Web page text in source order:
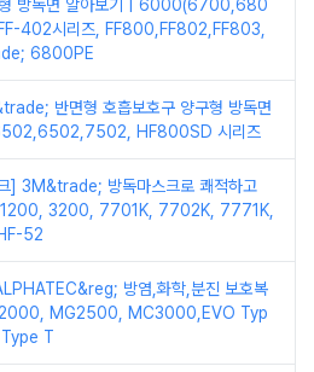
방독면 알아보기 | 6000(6700,680
402시리즈, FF800,FF802,FF803,
6800PE
반면형 호흡보호구 양구형 방독면
HF800SD 시리즈
] 3M&trade; 방독마스크로 쾌적하고
1200, 3200, 7701K, 7702K, 7771K,
52
방염,화학,분진 보호복
MG2500, MC3000,EVO Typ
T